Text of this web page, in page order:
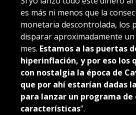
es más ni menos que la
monetaria descontrolada, los
disparar aproximadamente un
mes. Estamos a las puertas
hiperinflación, y por eso los
con nostalgia la época de
que por ahí estarían dadas
para lanzar un programa de
características”.